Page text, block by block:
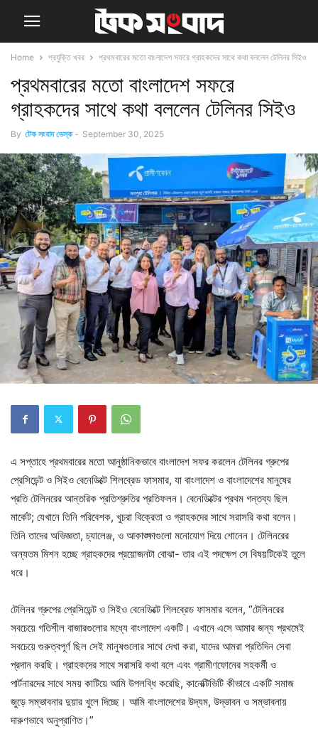
Home প্রযুক্তি খবর প্রথমবারের মতো বাংলাদেশ সফরে গ্রাহকদের সাথে কথা বললেন টেলিনর সিইও
প্রথমবারের মতো বাংলাদেশ সফরে
গ্রাহকদের সাথে কথা বললেন টেলিনর সিইও
By টেক সংবাদ ডেস্ক - September 30, 2025
এ সপ্তাহে প্রথমবারের মতো আনুষ্ঠানিকভাবে বাংলাদেশ সফর করলেন টেলিনর গ্রুপের
প্রেসিডেন্ট ও সিইও বেনেডিক্টে শিলব্রেড ফাসমার, যা বাংলাদেশ ও বাংলাদেশের মানুষের
প্রতি টেলিনরের আন্তরিক প্রতিশ্রুতির প্রতিফলন। বেনেডিক্টের প্রথম গন্তব্য ছিল
মার্কেট; যেখানে তিনি পরিবেশক, খুচরা বিক্রেতা ও গ্রাহকদের সাথে সরাসরি কথা বলেন।
তিনি তাদের অভিজ্ঞতা, চ্যালেঞ্জ, ও আকাঙ্ক্ষাগুলো মনোযোগ দিয়ে শোনেন। টেলিনরের
অন্যতম মিশন হচ্ছে গ্রাহকদের প্রয়োজনটা বোঝা- তার এই পদক্ষেপ সে বিষয়টিকেই তুলে
ধরে।
টেলিনর গ্রুপের প্রেসিডেন্ট ও সিইও বেনেডিক্টে শিলব্রেড ফাসমার বলেন, “টেলিনরের
সবচেয়ে গতিশীল বাজারগুলোর মধ্যে বাংলাদেশ একটি। এখানে এসে আমার জন্য প্রথমেই
সবচেয়ে গুরুত্বপূর্ণ ছিল সেই মানুষগুলোর সাথে দেখা করা, যাদের আমরা প্রতিদিন সেবা
প্রদান করছি। গ্রাহকদের সাথে সরাসরি কথা বলে এবং গ্রামীণফোনের সহকর্মী ও
পার্টনারদের সাথে সময় কাটিয়ে আমি উপলব্ধি করেছি, কানেক্টিভিটি কীভাবে একটি সমাজ
জুড়ে সম্ভাবনার দুয়ার খুলে দিচ্ছে। আমি বাংলাদেশের উদ্যম, উদ্ভাবন ও সম্ভাবনায়
দারুণভাবে অনুপ্রাণিত।”